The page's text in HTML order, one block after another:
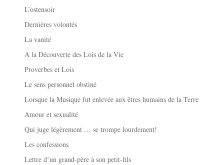
L’ostensoir
Dernières volontés
La vanité
A la Découverte des Lois de la Vie
Proverbes et Lois
Le sens personnel obstiné
Lorsque la Musique fut enlevée aux êtres humains de la Terre
Amour et sexualité
Qui juge légèrement … se trompe lourdement!
Les confessions
Lettre d’un grand-père à son petit-fils